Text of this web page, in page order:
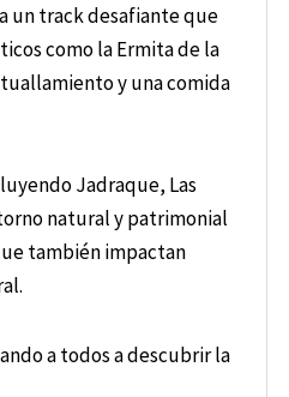
un track desafiante que
como la Ermita de la
y una comida
Jadraque, Las
natural y patrimonial
también impactan
a todos a descubrir la